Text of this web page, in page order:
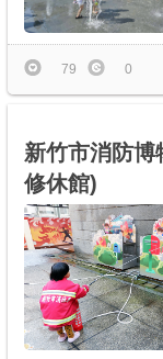
79 0
新竹市消防
修休館)